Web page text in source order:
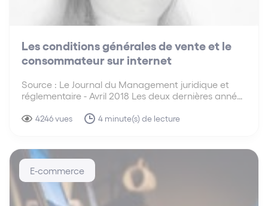
Les conditions générales de vente et le
consommateur sur internet
Source : Le Journal du Management juridique et
réglementaire - Avril 2018 Les deux dernières années
répercussions sur les Conditions Générales de Vente
4246 vues 4 minute(s) de lecture
E-commerce